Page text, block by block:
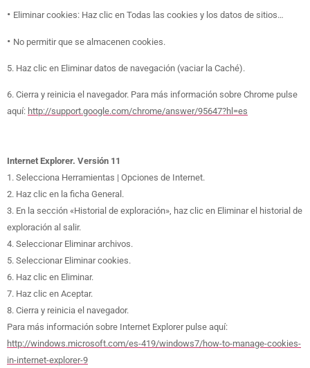
• Eliminar cookies: Haz clic en Todas las cookies y los datos de sitios…
• No permitir que se almacenen cookies.
5. Haz clic en Eliminar datos de navegación (vaciar la Caché).
6. Cierra y reinicia el navegador. Para más información sobre Chrome pulse
aquí: http://support.google.com/chrome/answer/95647?hl=es
Internet Explorer. Versión 11
1. Selecciona Herramientas | Opciones de Internet.
2. Haz clic en la ficha General.
3. En la sección «Historial de exploración», haz clic en Eliminar el historial de
exploración al salir.
4. Seleccionar Eliminar archivos.
5. Seleccionar Eliminar cookies.
6. Haz clic en Eliminar.
7. Haz clic en Aceptar.
8. Cierra y reinicia el navegador.
Para más información sobre Internet Explorer pulse aquí:
http://windows.microsoft.com/es-419/windows7/how-to-manage-cookies-
in-internet-explorer-9